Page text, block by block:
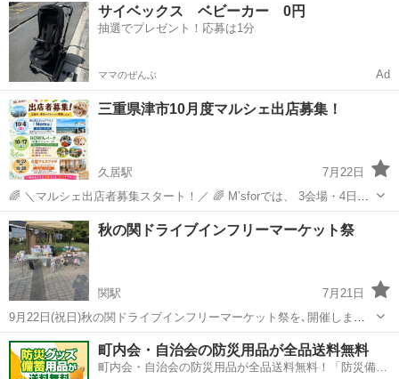
サイベックス ベビーカー 0円
抽選でプレゼント！応募は1分
ママのぜんぶ Ad
三重県津市10月度マルシェ出店募集！
久居駅
7月22日
🌈 ＼マルシェ出店者募集スタート！／ 🌈 M’sforでは、 3会場・4日程
のマルシェ出店者様を募集いたします😊✨ 「何か始めてみたい」 「も
っとたくさんの方に知ってもらいたい」 「人とのご縁を広げたい」 そ
んな想いを...
三重 津市 久居駅 フリーマーケット マルシェ
秋の関ドライブインフリーマーケット祭
関駅
7月21日
9月22日(祝日)秋の関ドライブインフリーマーケット祭を､開催しま
す。出店者募集5ブース募集です。秋のゴールデンウイクの時ですの
で、沢山の人がお見えになると思います。１ブース2.5×2です。出店料
1ブース3,500円です。本...
三重 亀山市 関駅 フリーマーケット ブース
町内会・自治会の防災用品が全品送料無料
町内会・自治会の防災用品が全品送料無料！「防災備蓄